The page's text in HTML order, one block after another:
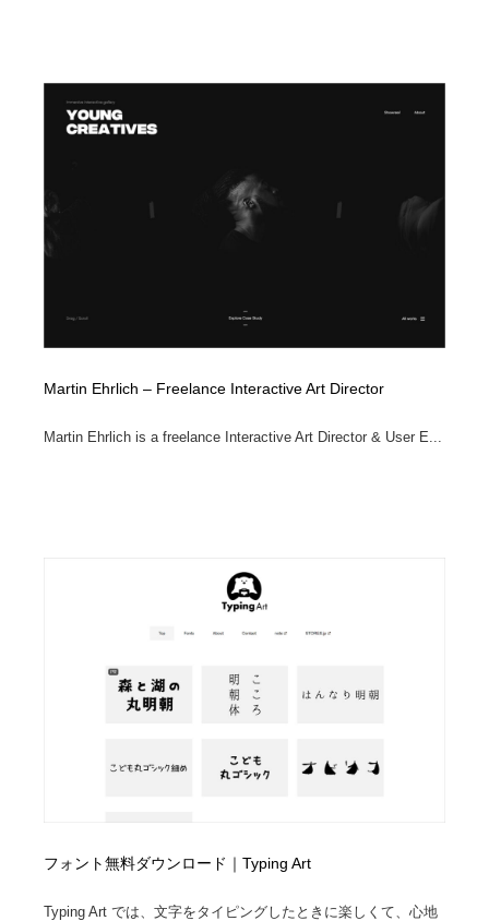
Martin Ehrlich – Freelance Interactive Art Director
Martin Ehrlich is a freelance Interactive Art Director & User E...
フォント無料ダウンロード｜Typing Art
Typing Art では、文字をタイピングしたときに楽しくて、心地